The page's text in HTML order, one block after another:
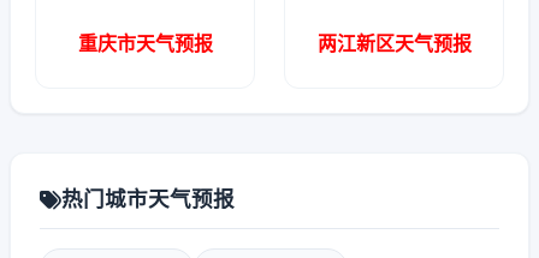
重庆市天气预报 两江新区天气预报
热门城市天气预报